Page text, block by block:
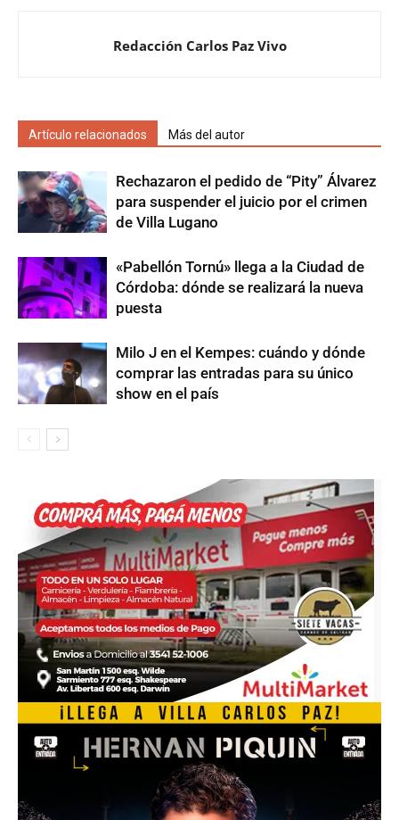
Redacción Carlos Paz Vivo
Artículo relacionados Más del autor
Rechazaron el pedido de “Pity” Álvarez
para suspender el juicio por el crimen
de Villa Lugano
«Pabellón Tornú» llega a la Ciudad de
Córdoba: dónde se realizará la nueva
puesta
Milo J en el Kempes: cuándo y dónde
comprar las entradas para su único
show en el país